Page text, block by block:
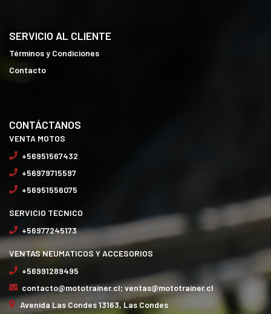
SERVICIO AL CLIENTE
Términos y Condiciones
Contacto
CONTÁCTANOS
VENTA MOTOS
+56951567432
+56979715597
+56951556075
SERVICIO TECNICO
+56977245173
VENTAS NEUMATICOS Y ACCESORIOS
+56991289495
contacto@mototrainer.cl; ventas@mototrainer.cl
Avenida Las Condes 13163, Las Condes